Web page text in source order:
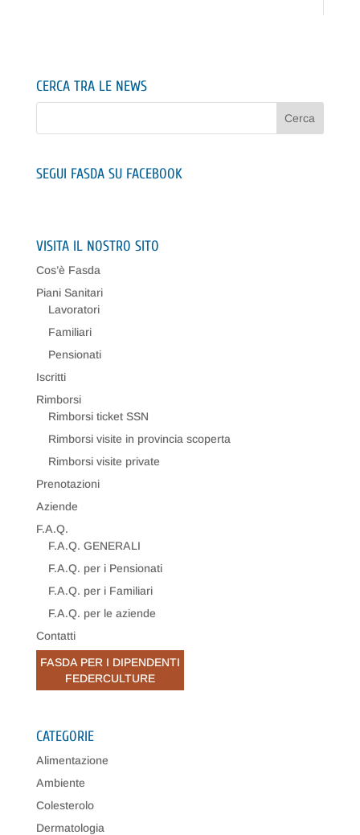
CERCA TRA LE NEWS
SEGUI FASDA SU FACEBOOK
VISITA IL NOSTRO SITO
Cos’è Fasda
Piani Sanitari
Lavoratori
Familiari
Pensionati
Iscritti
Rimborsi
Rimborsi ticket SSN
Rimborsi visite in provincia scoperta
Rimborsi visite private
Prenotazioni
Aziende
F.A.Q.
F.A.Q. GENERALI
F.A.Q. per i Pensionati
F.A.Q. per i Familiari
F.A.Q. per le aziende
Contatti
FASDA PER I DIPENDENTI
FEDERCULTURE
CATEGORIE
Alimentazione
Ambiente
Colesterolo
Dermatologia